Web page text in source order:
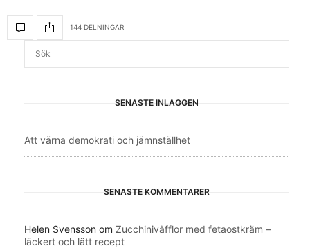
144 DELNINGAR
SENASTE INLÄGGEN
Att värna demokrati och jämnställhet
SENASTE KOMMENTARER
Helen Svensson om Zucchinivåfflor med fetaostkräm –
läckert och lätt recept